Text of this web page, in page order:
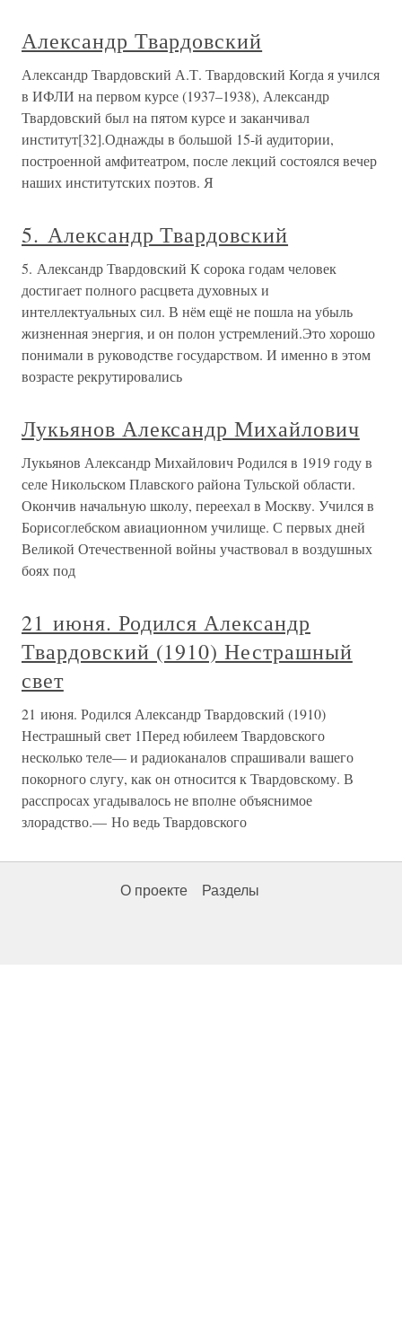
Александр Твардовский
Александр Твардовский А.Т. Твардовский Когда я учился
в ИФЛИ на первом курсе (1937–1938), Александр
Твардовский был на пятом курсе и заканчивал
институт[32].Однажды в большой 15-й аудитории,
построенной амфитеатром, после лекций состоялся вечер
наших институтских поэтов. Я
5. Александр Твардовский
5. Александр Твардовский К сорока годам человек
достигает полного расцвета духовных и
интеллектуальных сил. В нём ещё не пошла на убыль
жизненная энергия, и он полон устремлений.Это хорошо
понимали в руководстве государством. И именно в этом
возрасте рекрутировались
Лукьянов Александр Михайлович
Лукьянов Александр Михайлович Родился в 1919 году в
селе Никольском Плавского района Тульской области.
Окончив начальную школу, переехал в Москву. Учился в
Борисоглебском авиационном училище. С первых дней
Великой Отечественной войны участвовал в воздушных
боях под
21 июня. Родился Александр
Твардовский (1910) Нестрашный
свет
21 июня. Родился Александр Твардовский (1910)
Нестрашный свет 1Перед юбилеем Твардовского
несколько теле— и радиоканалов спрашивали вашего
покорного слугу, как он относится к Твардовскому. В
расспросах угадывалось не вполне объяснимое
злорадство.— Но ведь Твардовского
О проекте Разделы